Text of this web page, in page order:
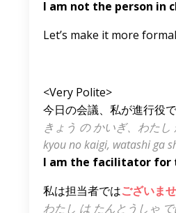
I am not the person in
Let’s make it more
<Very Polite>
今日の会議、私が進行役で
きょう の かいぎ、わた
kyou no kaigi, watashi ga
I am the facilitator for
私は担当者ではございま
わたし は たんとうしゃ で